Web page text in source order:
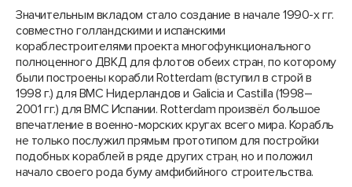
Значительным вкладом стало создание в начале 1990-х гг.
совместно голландскими и испанскими
кораблестроителями проекта многофункционального
полноценного ДВКД для флотов обеих стран, по которому
были построены корабли Rotterdam (вступил в строй в
1998 г.) для ВМС Нидерландов и Galicia и Castilla (1998–
2001 гг.) для ВМС Испании. Rotterdam произвёл большое
впечатление в военно-морских кругах всего мира. Корабль
не только послужил прямым прототипом для постройки
подобных кораблей в ряде других стран, но и положил
начало своего рода буму амфибийного строительства.